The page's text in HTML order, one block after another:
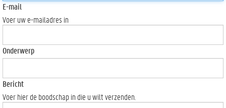
E-mail
Voer uw e-mailadres in
Onderwerp
Bericht
Voer hier de boodschap in die u wilt verzenden.